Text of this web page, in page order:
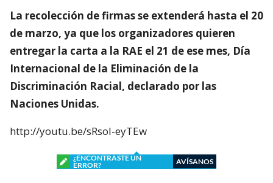
La recolección de firmas se extenderá hasta el 20
de marzo, ya que los organizadores quieren
entregar la carta a la RAE el 21 de ese mes, Día
Internacional de la Eliminación de la
Discriminación Racial, declarado por las
Naciones Unidas.
http://youtu.be/sRsoI-eyTEw
¿ENCONTRASTE UN
ERROR?
AVÍSANOS